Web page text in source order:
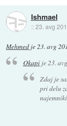
Ishmael
::23. avg
Mehmed je23. avg
Okapije23.
Zdaj je
pri delu